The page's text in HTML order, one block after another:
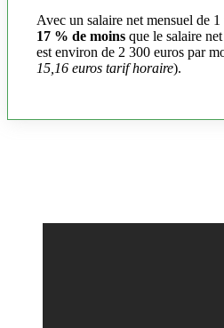
Avec un salaire net mensuel de
17 % de moins que le salaire
est environ de 2 300 euros par
15,16 euros tarif horaire).